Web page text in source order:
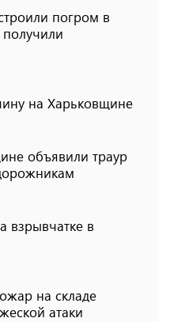
погром в
на Харьковщине
объявили траур
взрывчатке в
на складе
атаки